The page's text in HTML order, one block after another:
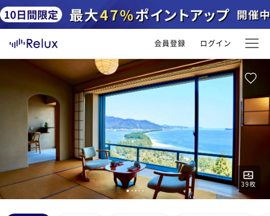
会員登録 ログイン
39枚
12 3 45